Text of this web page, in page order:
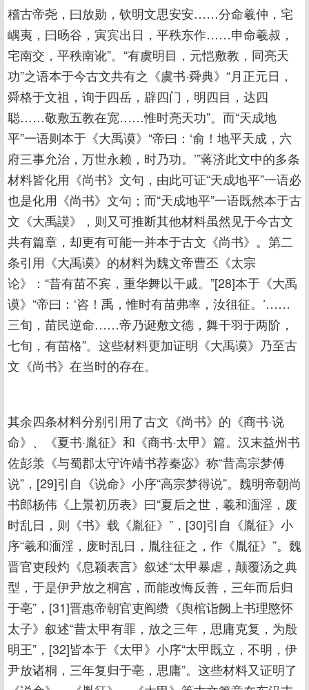
稽古帝尧，曰放勋，钦明文思安安……分命羲仲，宅
嵎夷，曰旸谷，寅宾出日，平秩东作……申命羲叔，
宅南交，平秩南讹”。“有虞明目，元恺敷教，同亮天
功”之语本于今古文共有之《虞书·舜典》“月正元日，
舜格于文祖，询于四岳，辟四门，明四目，达四
聪……敬敷五教在宽……惟时亮天功”。而“天成地
平”一语则本于《大禹谟》“帝曰：‘俞！地平天成，六
府三事允治，万世永赖，时乃功。’”蒋济此文中的多条
材料皆化用《尚书》文句，由此可证“天成地平”一语必
也是化用《尚书》文句；而“天成地平”一语既然本于古
文《大禹謨》，则又可推断其他材料虽然见于今古文
共有篇章，却更有可能一并本于古文《尚书》。第二
条引用《大禹谟》的材料为魏文帝曹丕《太宗
论》：“昔有苗不宾，重华舞以干戚。”[28]本于《大禹
谟》“帝曰：‘咨！禹，惟时有苗弗率，汝徂征。’……
三旬，苗民逆命……帝乃诞敷文德，舞干羽于两阶，
七旬，有苗格”。这些材料更加证明《大禹谟》乃至古
文《尚书》在当时的存在。
其余四条材料分别引用了古文《尚书》的《商书·说
命》、《夏书·胤征》和《商书·太甲》篇。汉末益州书
佐彭羕《与蜀郡太守许靖书荐秦宓》称“昔高宗梦傅
说”，[29]引自《说命》小序“高宗梦得说”。魏明帝朝尚
书郎杨伟《上景初历表》曰“夏后之世，羲和湎淫，废
时乱日，则《书》载《胤征》”，[30]引自《胤征》小
序“羲和湎淫，废时乱日，胤往征之，作《胤征》”。魏
晋官吏段灼《息颖表言》叙述“太甲暴虐，颠覆汤之典
型，于是伊尹放之桐宫，而能改悔反善，三年而后归
于亳”，[31]晋惠帝朝官吏阎缵《舆棺诣阙上书理愍怀
太子》叙述“昔太甲有罪，放之三年，思庸克复，为殷
明王”，[32]皆本于《太甲》小序“太甲既立，不明，伊
尹放诸桐，三年复归于亳，思庸”。这些材料又证明了